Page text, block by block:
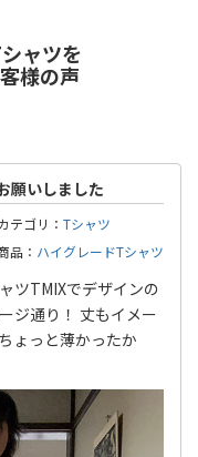
ャツを
様の声
願いしました
テゴリ： Tシャツ
品： ハイグレードTシャツ
ツTMIXでデザインの
ジ通り！ 丈もイメー
ょっと薄かったか